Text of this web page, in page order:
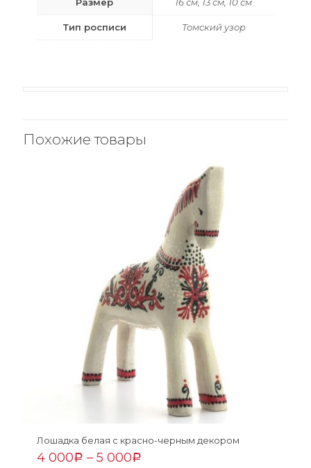
Тип росписи Томский узор
Похожие товары
Лошадка белая с красно-черным декором
4 000Р – 5 000Р